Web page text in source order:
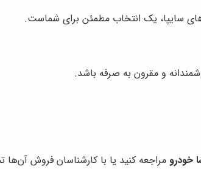
سایپا، یک انتخاب مطمئن برای شماست.
و مقرون به صرفه باشد.
خودرو مراجعه کنید یا با کارشناسان فروش